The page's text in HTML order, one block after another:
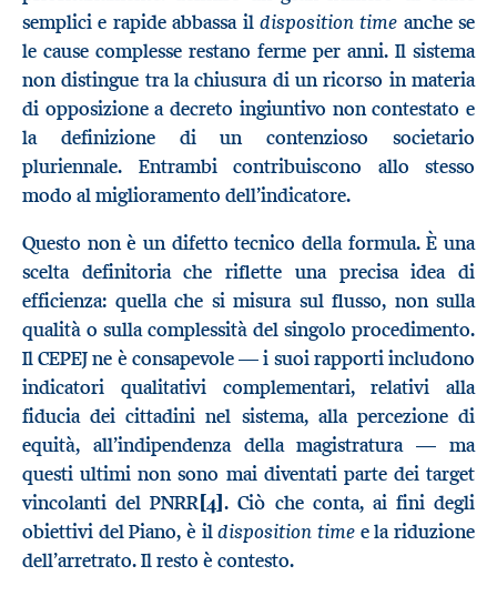
semplici e rapide abbassa il disposition time anche se
le cause complesse restano ferme per anni. Il sistema
non distingue tra la chiusura di un ricorso in materia
di opposizione a decreto ingiuntivo non contestato e
la definizione di un contenzioso societario
pluriennale. Entrambi contribuiscono allo stesso
modo al miglioramento dell’indicatore.
Questo non è un difetto tecnico della formula. È una
scelta definitoria che riflette una precisa idea di
efficienza: quella che si misura sul flusso, non sulla
qualità o sulla complessità del singolo procedimento.
Il CEPEJ ne è consapevole — i suoi rapporti includono
indicatori qualitativi complementari, relativi alla
fiducia dei cittadini nel sistema, alla percezione di
equità, all’indipendenza della magistratura — ma
questi ultimi non sono mai diventati parte dei target
vincolanti del PNRR[4]. Ciò che conta, ai fini degli
obiettivi del Piano, è ildisposition time e la riduzione
dell’arretrato. Il resto è contesto.